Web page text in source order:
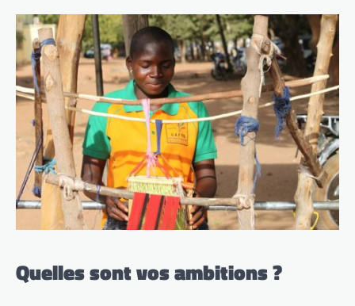
Quelles sont vos ambitions ?